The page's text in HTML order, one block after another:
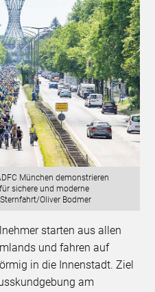
München demonstrieren
sichere und moderne
Oliver Bodmer
starten aus allen
und fahren auf
in die Innenstadt. Ziel
am